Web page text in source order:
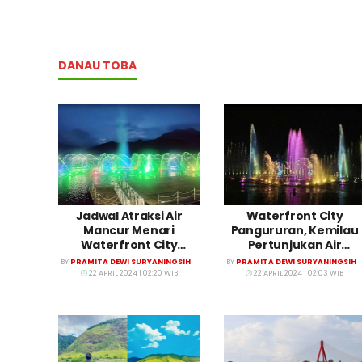
DANAU TOBA
Jadwal Atraksi Air
Mancur Menari
Waterfront City
Pangururan
BY PRAMITA DEWI SURYANINGSIH
22 APRIL 2024 | 02:20 WIB
Waterfront City
Pangururan, Kemilau
Pertunjukan Air
Mancur di Danau Toba
BY PRAMITA DEWI SURYANINGSIH
22 APRIL 2024 | 02:03 WIB